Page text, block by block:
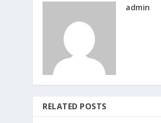
admin
RELATED POSTS